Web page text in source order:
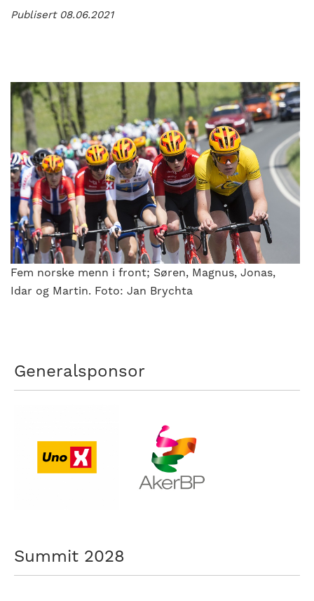
Publisert 08.06.2021
Fem norske menn i front; Søren, Magnus, Jonas,
Idar og Martin. Foto: Jan Brychta
Generalsponsor
Summit 2028